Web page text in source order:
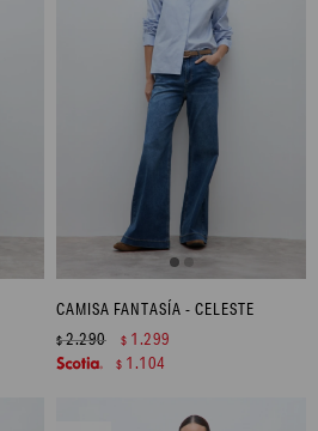
CAMISA FANTASÍA - CELESTE
$2.290 $ 1.299
$ 1.104